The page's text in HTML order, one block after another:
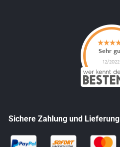
Sichere Zahlung und Lieferung